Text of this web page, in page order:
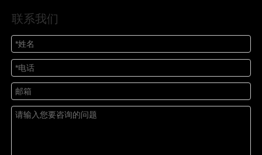
联系我们